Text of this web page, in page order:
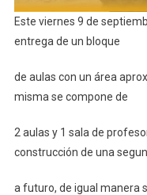
Este viernes 9 de
entrega de un bloque
de aulas con un área
misma se compone de
2 aulas y 1 sala de
construcción de una
a futuro, de igual manera